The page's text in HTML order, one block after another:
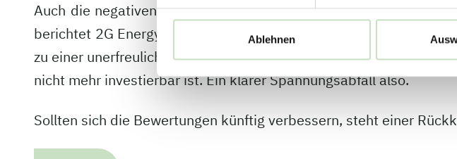
Ablehnen
Auch die negativen Noten bezogen auf die nachhaltige
berichtet 2G Energy nicht mehr, wie viel Frischwasser es aktuell
zu einer unerfreulichen Situation: Ein spannendes Unternehmen
nicht mehr investierbar ist. Ein klarer Spannungsabfall also.
Sollten sich die Bewertungen künftig verbessern, steht einer